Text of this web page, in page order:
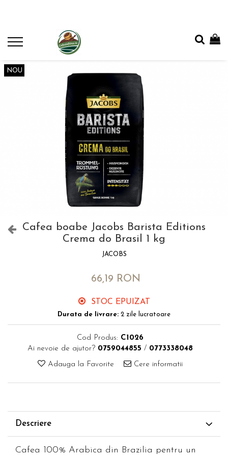
NOU
Cafea boabe Jacobs Barista Editions
Crema do Brasil 1 kg
JACOBS
66,19 RON
STOC EPUIZAT
Durata de livrare: 2 zile lucratoare
Cod Produs: C1026
Ai nevoie de ajutor? 0759044855 / 0773338048
Adauga la Favorite Cere informatii
Descriere
Cafea 100% Arabica din Brazilia pentru un